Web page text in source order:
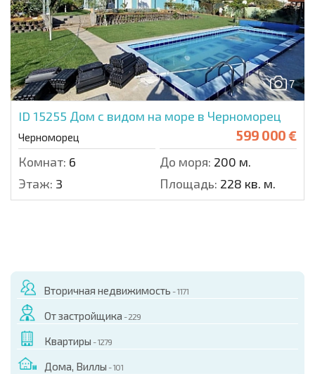
7
ID 15255 Дом с видом на море в Черноморец
Черноморец 599 000 €
Комнат: 6 До моря: 200 м.
Этаж: 3 Площадь: 228 кв. м.
Вторичная недвижимость - 1171
От застройщика - 229
Квартиры - 1279
Дома, Виллы - 101